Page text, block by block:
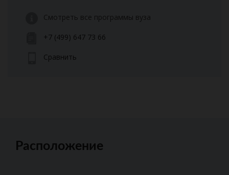
Смотреть все программы вуза
+7 (499) 647 73 66
Сравнить
Расположение